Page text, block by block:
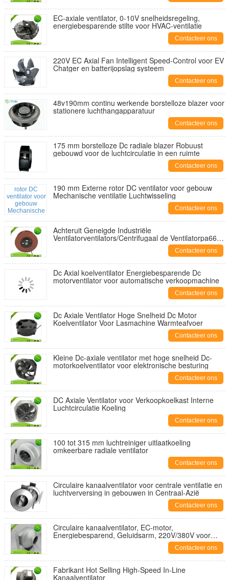
EC-axiale ventilator, 0-10V snelheidsregeling,
energiebesparende stilte voor HVAC-ventilatie
Contacteer ons
220V EC Axial Fan Intelligent Speed-Control voor EV
Chatger en batterijopslag systeem
Contacteer ons
48v190mm continu werkende borstelloze blazer voor
stationere luchthangapparatuur
Contacteer ons
175 mm borstelloze Dc radiale blazer Robuust
gebouwd voor de luchtcirculatie in een ruimte
Contacteer ons
190 mm Externe rotor DC ventilator voor gebouw
Mechanische ventilatie Luchtwisseling
Contacteer ons
Achteruit Geneigde Industriële
Ventilatorventilators/Centrifugaal de Ventilatorpa66
Contacteer ons
Dc Axial koelventilator Energiebesparende Dc
motorventilator voor automatische verkoopmachine
Contacteer ons
Dc Axiale Ventilator Hoge Snelheid Dc Motor
Koelventilator Voor Lasmachine Warmteafvoer
Contacteer ons
Kleine Dc-axiale ventilator met hoge snelheid Dc-
motorkoelventilator voor elektronische besturing
Contacteer ons
DC Axiale Ventilator voor Verkoopkoelkast Interne
Luchtcirculatie Koeling
Contacteer ons
100 tot 315 mm luchtreiniger uitlaatkoeling
omkeerbare radiale ventilator
Contacteer ons
Circulaire kanaalventilator voor centrale ventilatie en
luchtverversing in gebouwen in Centraal-Azië
Contacteer ons
Circulaire kanaalventilator, EC-motor,
Energiebesparend, Geluidsarm, 220V/380V voor
Contacteer ons
Fabrikant Hot Selling High-Speed In-Line
Kanaalventilator